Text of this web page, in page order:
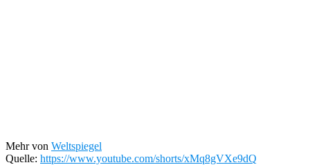
Mehr von Weltspiegel
Quelle: https://www.youtube.com/shorts/xMq8gVXe9dQ